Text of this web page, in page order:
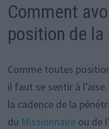
Comment
position de
Comme toutes
il faut se sentir à
la cadence de la
du Missionnaireou de